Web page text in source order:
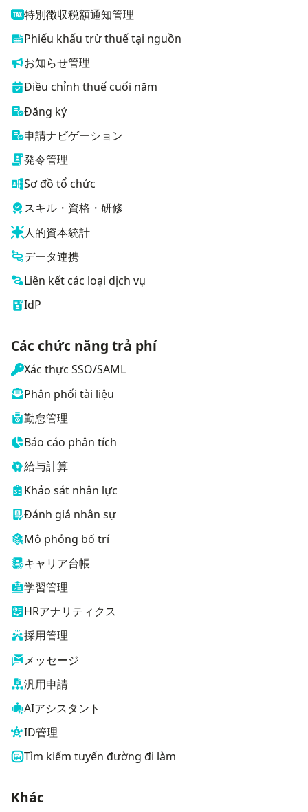
特別徴収税額通知管理
Phiếu khấu trừ thuế tại nguồn
お知らせ管理
Điều chỉnh thuế cuối năm
Đăng ký
申請ナビゲーション
発令管理
Sơ đồ tổ chức
スキル・資格・研修
人的資本統計
データ連携
Liên kết các loại dịch vụ
IdP
Các chức năng trả phí
Xác thực SSO/SAML
Phân phối tài liệu
勤怠管理
Báo cáo phân tích
給与計算
Khảo sát nhân lực
Đánh giá nhân sự
Mô phỏng bố trí
キャリア台帳
学習管理
HRアナリティクス
採用管理
メッセージ
汎用申請
AIアシスタント
ID管理
Tìm kiếm tuyến đường đi làm
Khác